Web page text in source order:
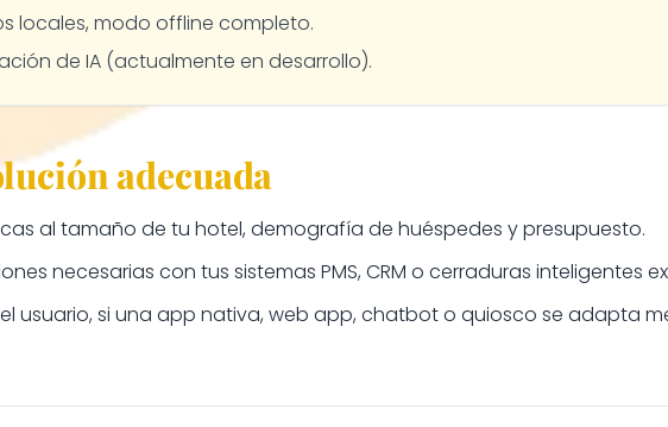
locales, modo offline completo.
de IA (actualmente en desarrollo).
adecuada
al tamaño de tu hotel, demografía de huéspedes y presupuesto.
necesarias con tus sistemas PMS, CRM o cerraduras inteligentes
usuario, si una app nativa, web app, chatbot o quiosco se adapta